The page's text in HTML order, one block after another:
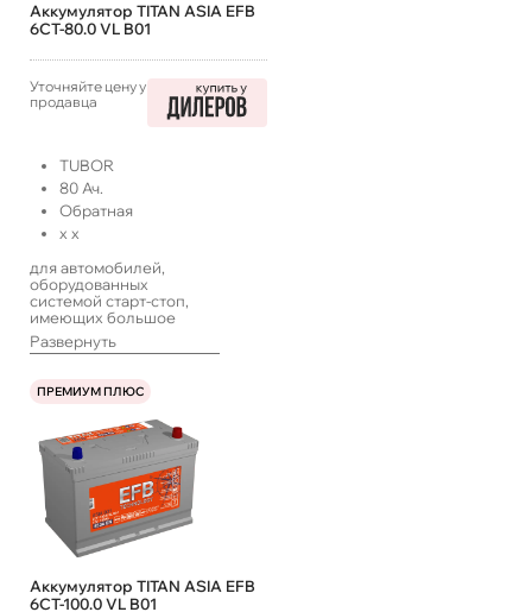
Аккумулятор TITAN ASIA EFB
6СТ-80.0 VL B01
Уточняйте цену у
продавца
TUBOR
80 Ач.
Обратная
x x
для автомобилей,
оборудованных
системой старт-стоп,
имеющих большое
количество
энергопотребителей,
с длительными
простоями, а также
Развернуть
ПРЕМИУМ ПЛЮС
Аккумулятор TITAN ASIA EFB
6СТ-100.0 VL B01